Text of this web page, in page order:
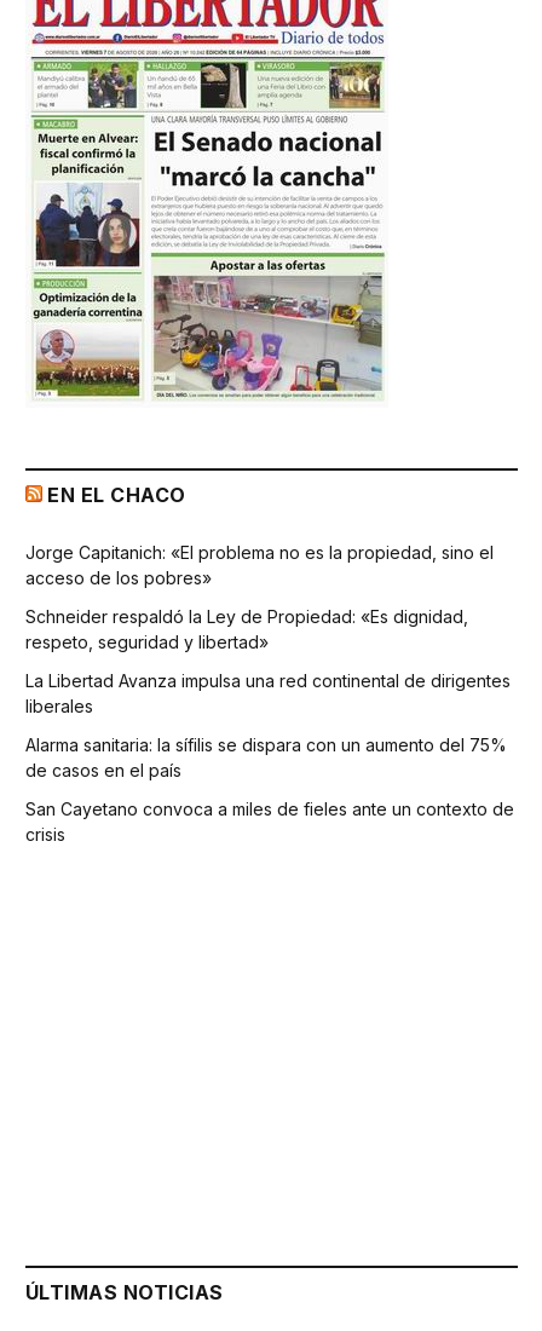
EN EL CHACO
Jorge Capitanich: «El problema no es la propiedad, sino el
acceso de los pobres»
Schneider respaldó la Ley de Propiedad: «Es dignidad,
respeto, seguridad y libertad»
La Libertad Avanza impulsa una red continental de dirigentes
liberales
Alarma sanitaria: la sífilis se dispara con un aumento del 75%
de casos en el país
San Cayetano convoca a miles de fieles ante un contexto de
crisis
ÚLTIMAS NOTICIAS